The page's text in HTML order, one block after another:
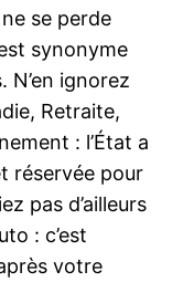
se perde
synonyme
N’en ignorez
Retraite,
: l’État a
réservée pour
pas d’ailleurs
: c’est
votre